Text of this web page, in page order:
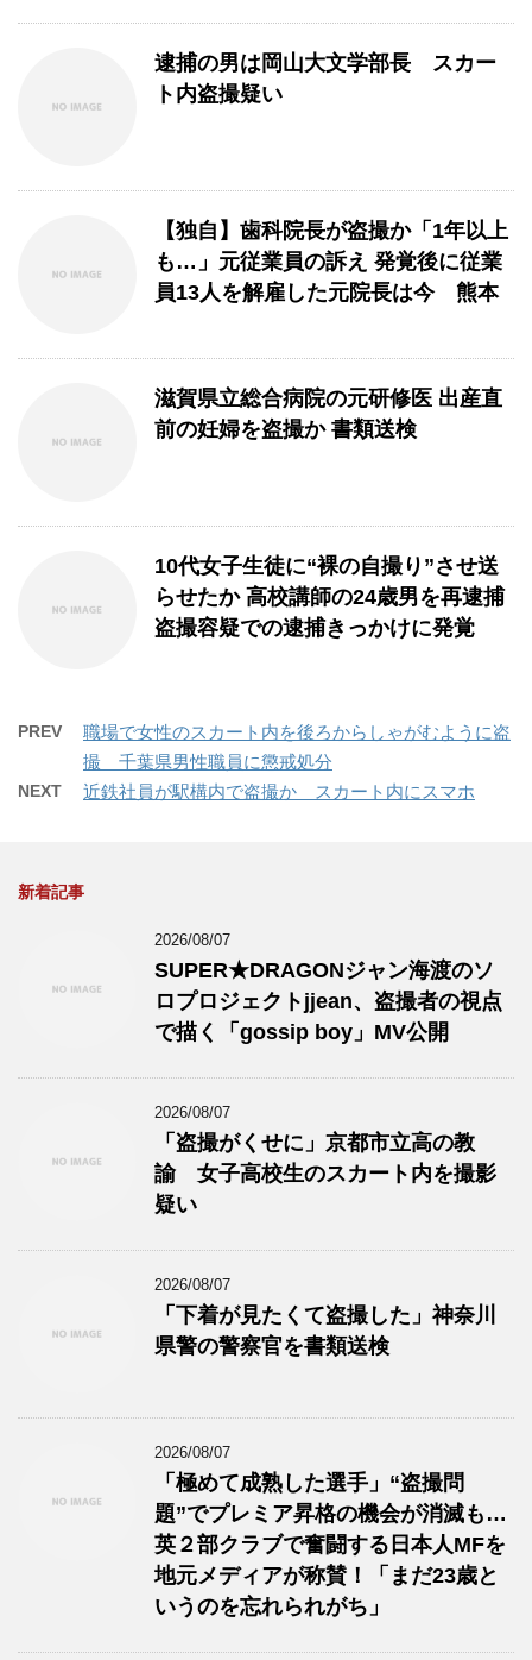
逮捕の男は岡山大文学部長 スカー
ト内盗撮疑い
【独自】歯科院長が盗撮か「1年以上
も…」元従業員の訴え 発覚後に従業
員13人を解雇した元院長は今 熊本
滋賀県立総合病院の元研修医 出産直
前の妊婦を盗撮か 書類送検
10代女子生徒に“裸の自撮り”させ送
らせたか 高校講師の24歳男を再逮捕
盗撮容疑での逮捕きっかけに発覚
PREV
職場で女性のスカート内を後ろからしゃがむように盗
撮 千葉県男性職員に懲戒処分
NEXT 近鉄社員が駅構内で盗撮か スカート内にスマホ
新着記事
2026/08/07
SUPER★DRAGONジャン海渡のソ
ロプロジェクトjjean、盗撮者の視点
で描く「gossip boy」MV公開
2026/08/07
「盗撮がくせに」京都市立高の教
諭 女子高校生のスカート内を撮影
疑い
2026/08/07
「下着が見たくて盗撮した」神奈川
県警の警察官を書類送検
2026/08/07
「極めて成熟した選手」“盗撮問
題”でプレミア昇格の機会が消滅も…
英２部クラブで奮闘する日本人MFを
地元メディアが称賛！「まだ23歳と
いうのを忘れられがち」